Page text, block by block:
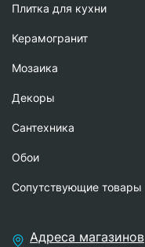
Плитка для кухни
Керамогранит
Мозаика
Декоры
Сантехника
Обои
Сопутствующие товары
Адреса магазинов